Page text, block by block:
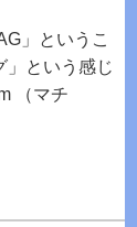
」というこ
」という感じ
（マチ